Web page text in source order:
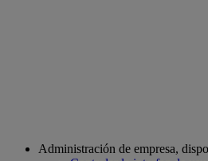
Administración de empresa,